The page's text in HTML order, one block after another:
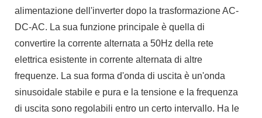
alimentazione dell'inverter dopo la trasformazione AC-
DC-AC. La sua funzione principale è quella di
convertire la corrente alternata a 50Hz della rete
elettrica esistente in corrente alternata di altre
frequenze. La sua forma d'onda di uscita è un'onda
sinusoidale stabile e pura e la tensione e la frequenza
di uscita sono regolabili entro un certo intervallo. Ha le